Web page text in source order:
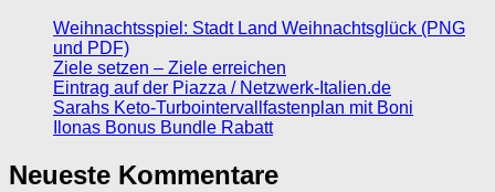
Weihnachtsspiel: Stadt Land Weihnachtsglück (PNG
und PDF)
Ziele setzen – Ziele erreichen
Eintrag auf der Piazza / Netzwerk-Italien.de
Sarahs Keto-Turbointervallfastenplan mit Boni
Ilonas Bonus Bundle Rabatt
Neueste Kommentare